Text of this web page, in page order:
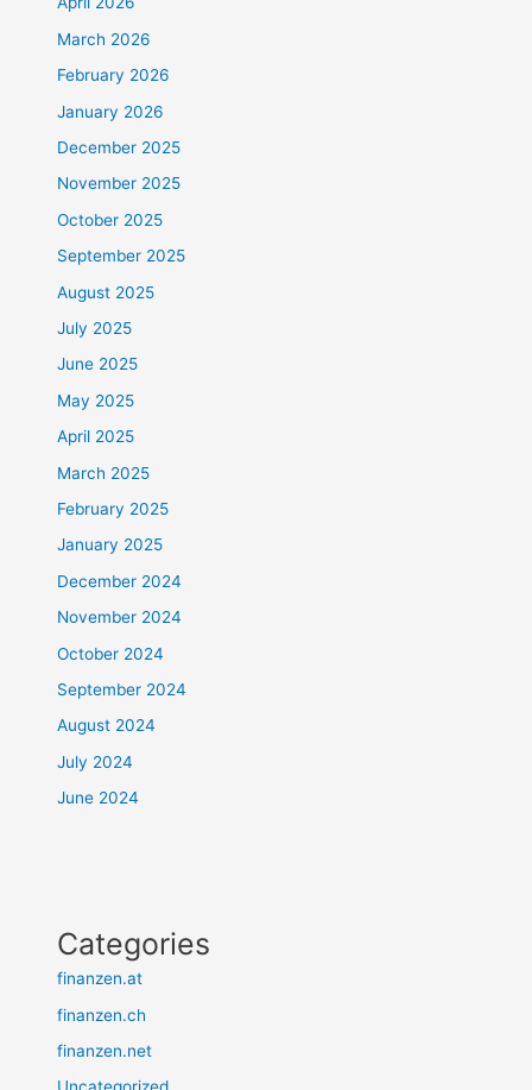
March 2026
February 2026
January 2026
December 2025
November 2025
October 2025
September 2025
August 2025
July 2025
June 2025
May 2025
April 2025
March 2025
February 2025
January 2025
December 2024
November 2024
October 2024
September 2024
August 2024
July 2024
June 2024
Categories
finanzen.at
finanzen.ch
finanzen.net